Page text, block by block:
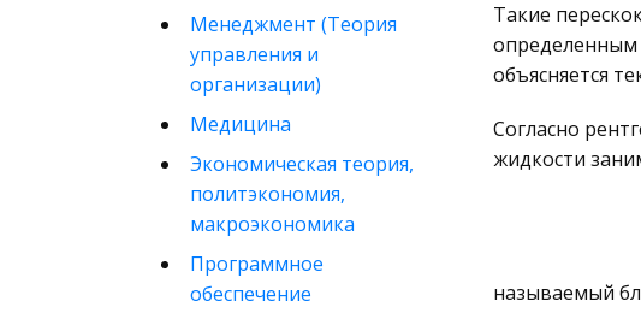
Менеджмент (Теория
управления и
организации)
Медицина
Экономическая теория,
политэкономия,
макроэкономика
Программное
обеспечение
Такие
определенным
объясняется
Согласно
жидкости
называемый